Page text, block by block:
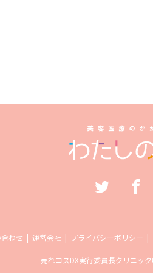
わせ 運営会社 プライバシーポリシー
売れコスDX実行委員長クリニッ